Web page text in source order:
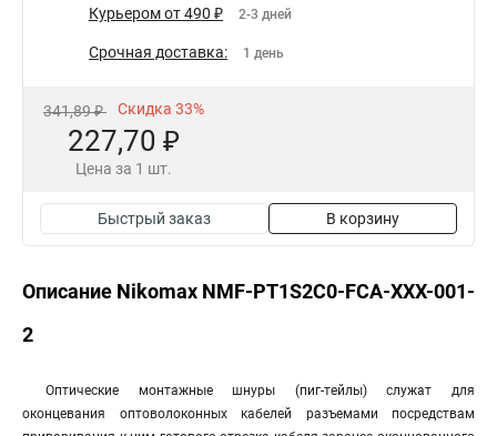
Курьером от 490 ₽ 2-3 дней
Срочная доставка: 1 день
341,89 ₽ Скидка 33%
227,70 ₽
Цена за 1 шт.
Быстрый заказ В корзину
Описание Nikomax NMF-PT1S2C0-FCA-XXX-001-
2
Оптические монтажные шнуры (пиг-тейлы) служат для
оконцевания оптоволоконных кабелей разъемами посредствам